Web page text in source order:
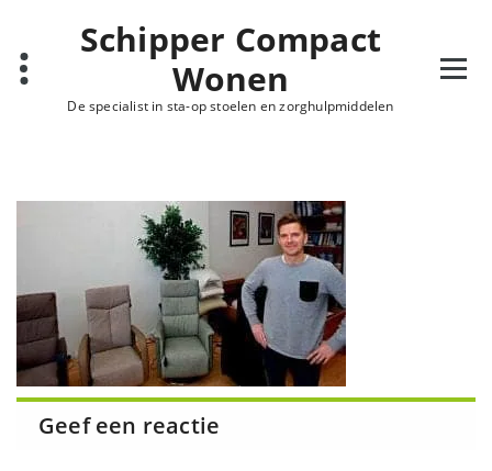
inhoud
Schipper Compact
Wonen
De specialist in sta-op stoelen en zorghulpmiddelen
Geef een reactie